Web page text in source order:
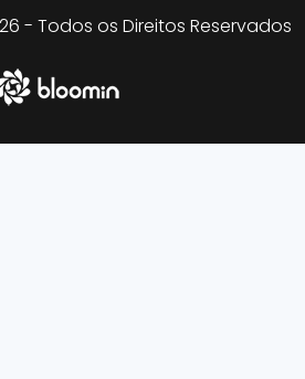
- Todos os Direitos Reservados